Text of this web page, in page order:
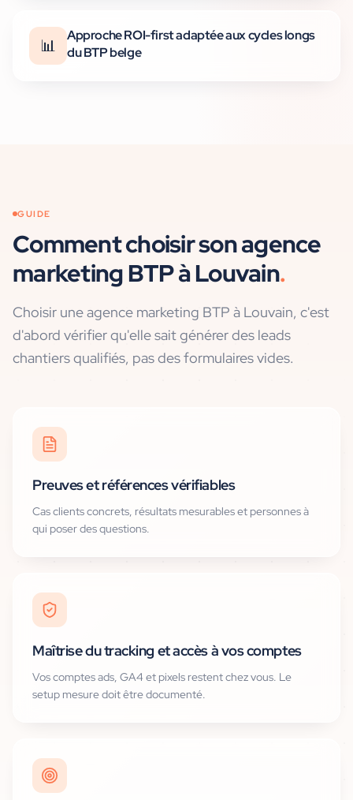
📊
Approche ROI-first adaptée aux cycles longs
du BTP belge
GUIDE
Comment choisir son agence
marketing BTPàLouvain.
Choisir une agence marketing BTP à Louvain, c'est
d'abord vérifier qu'elle sait générer des leads
chantiers qualifiés, pas des formulaires vides.
Preuves et références vérifiables
Cas clients concrets, résultats mesurables et personnes à
qui poser des questions.
Maîtrise du tracking et accès à vos comptes
Vos comptes ads, GA4 et pixels restent chez vous. Le
setup mesure doit être documenté.